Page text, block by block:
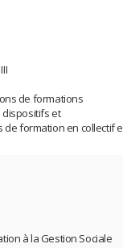
de formations
et
formation en collectif
à la Gestion Sociale